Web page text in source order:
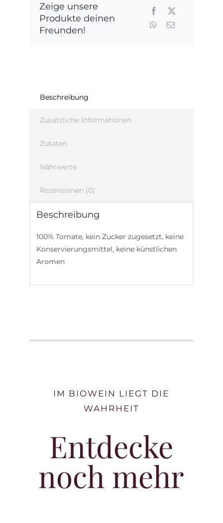
Beschreibung
Zusätzliche Informationen
Zutaten
Nährwerte
Rezensionen (0)
Beschreibung
100% Tomate, kein Zucker zugesetzt, keine
Konservierungsmittel, keine künstlichen
Aromen
Zeige unsere
Produkte deinen
Freunden!
IM BIOWEIN LIEGT DIE
WAHRHEIT
Entdecke
noch mehr